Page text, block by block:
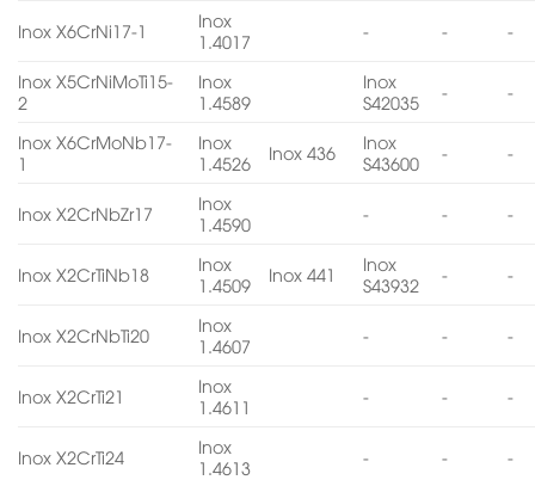
Inox X6CrNi17-1
Inox
1.4017
- - -
Inox X5CrNiMoTi15-
2
Inox
1.4589
Inox
S42035
- -
Inox X6CrMoNb17-
1
Inox
1.4526
Inox 436
Inox
S43600
- -
Inox X2CrNbZr17
Inox
1.4590
- - -
Inox X2CrTiNb18
Inox
1.4509
Inox 441
Inox
S43932
- -
Inox X2CrNbTi20
Inox
1.4607
- - -
Inox X2CrTi21
Inox
1.4611
- - -
Inox X2CrTi24
Inox
1.4613
- - -